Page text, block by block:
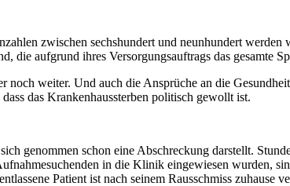
zwischen sechshundert und neunhundert
aufgrund ihres Versorgungsauftrags das gesamte
noch weiter. Und auch die Ansprüche an die
das Krankenhaussterben politisch gewollt ist.
genommen schon eine Abschreckung darstellt.
in die Klinik eingewiesen wurden,
Patient ist nach seinem Rausschmiss zuhause